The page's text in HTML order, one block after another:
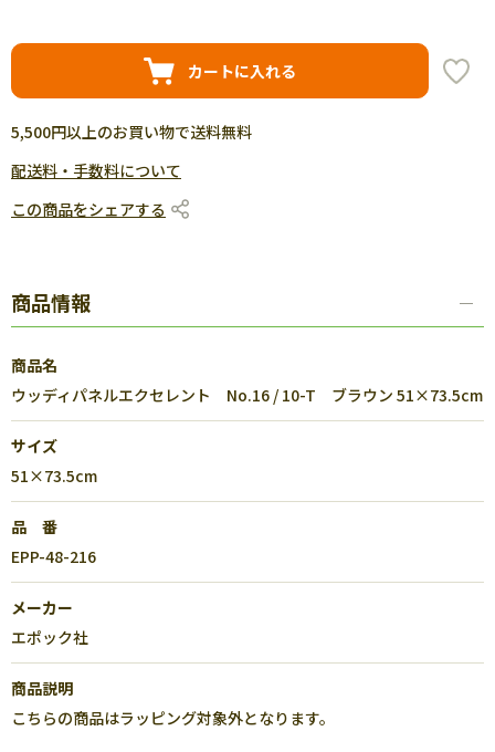
カートに入れる
5,500円以上のお買い物で送料無料
配送料・手数料について
この商品をシェアする
商品情報
商品名
ウッディパネルエクセレント No.16 / 10-T ブラウン 51×73.5cm
サイズ
51×73.5cm
品 番
EPP-48-216
メーカー
エポック社
商品説明
こちらの商品はラッピング対象外となります。